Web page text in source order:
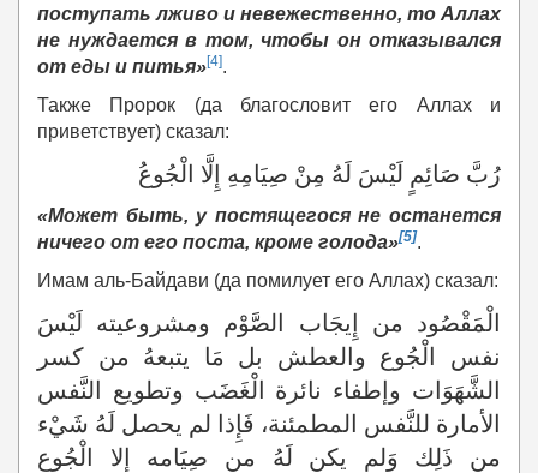
поступать лживо и невежественно, то Аллах
не нуждается в том, чтобы он отказывался
от еды и питья»[4].
Также Пророк (да благословит его Аллах и
приветствует) сказал:
رُبَّ صَائِمٍ لَيْسَ لَهُ مِنْ صِيَامِهِ إِلَّا الْجُوعُ
«Может быть, у постящегося не останется
ничего от его поста, кроме голода»[5].
Имам аль-Байдави (да помилует его Аллах) сказал:
الْمَقْصُود من إِيجَاب الصَّوْم ومشروعيته لَيْسَ
نفس الْجُوع والعطش بل مَا يتبعهُ من كسر
الشَّهَوَات وإطفاء نائرة الْغَضَب وتطويع النَّفس
الأمارة للنَّفس المطمئنة، فَإِذا لم يحصل لَهُ شَيْء
من ذَلِك وَلم يكن لَهُ من صِيَامه إلا الْجُوع